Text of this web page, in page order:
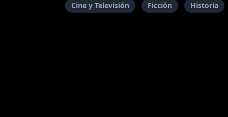
Cine y Televisión
Ficción Historia